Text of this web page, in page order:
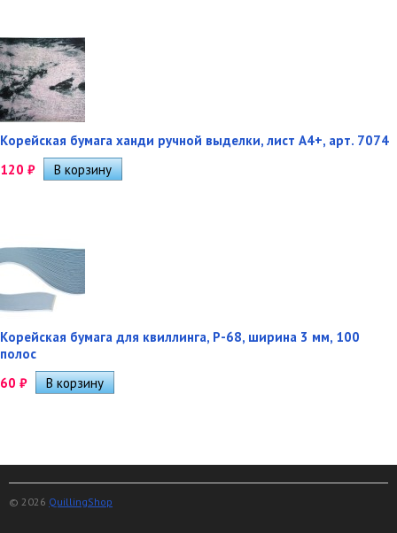
Корейская бумага ханди ручной выделки, лист А4+, арт. 7074
120 ₽
Корейская бумага для квиллинга, P-68, ширина 3 мм, 100
полос
60 ₽
© 2026 QuillingShop